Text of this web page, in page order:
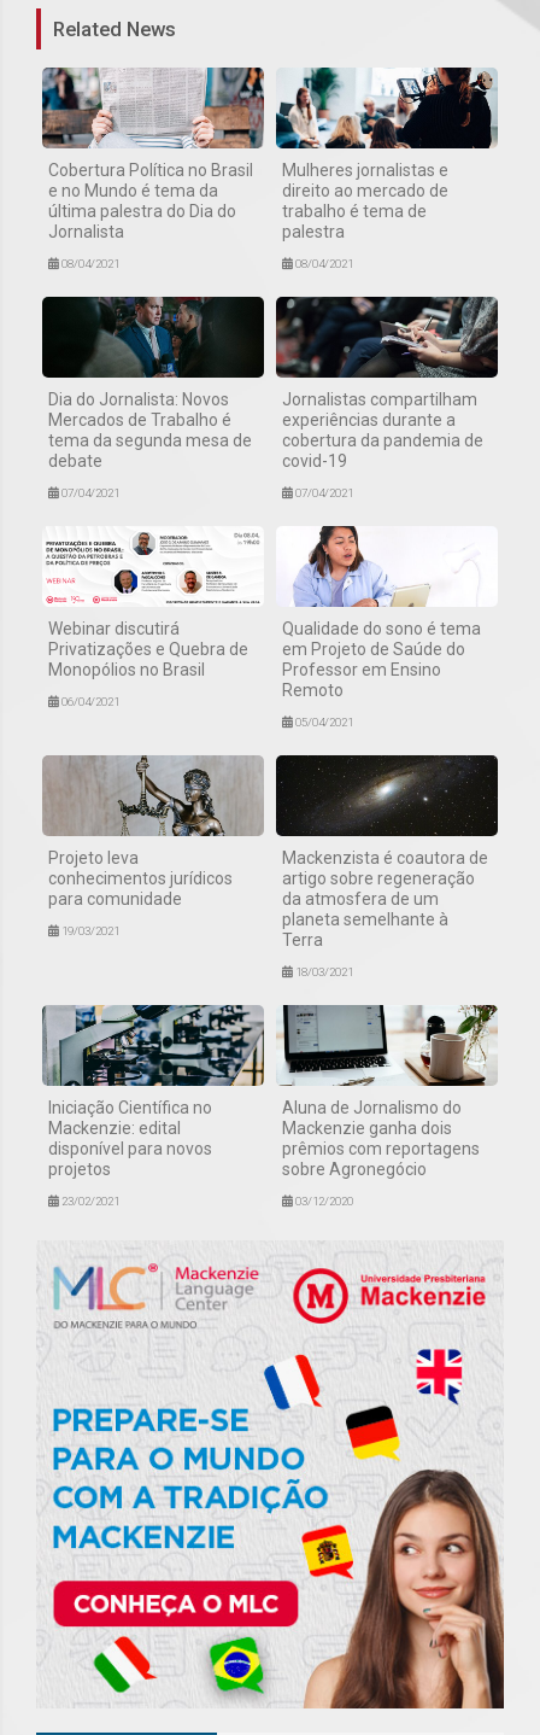
Related News
Cobertura Política no Brasil
e no Mundo é tema da
última palestra do Dia do
Jornalista
08/04/2021
Mulheres jornalistas e
direito ao mercado de
trabalho é tema de
palestra
08/04/2021
Dia do Jornalista: Novos
Mercados de Trabalho é
tema da segunda mesa de
debate
07/04/2021
Jornalistas compartilham
experiências durante a
cobertura da pandemia de
covid-19
07/04/2021
Webinar discutirá
Privatizações e Quebra de
Monopólios no Brasil
06/04/2021
Qualidade do sono é tema
em Projeto de Saúde do
Professor em Ensino
Remoto
05/04/2021
Projeto leva
conhecimentos jurídicos
para comunidade
19/03/2021
Mackenzista é coautora de
artigo sobre regeneração
da atmosfera de um
planeta semelhante à
Terra
18/03/2021
Iniciação Científica no
Mackenzie: edital
disponível para novos
projetos
23/02/2021
Aluna de Jornalismo do
Mackenzie ganha dois
prêmios com reportagens
sobre Agronegócio
03/12/2020